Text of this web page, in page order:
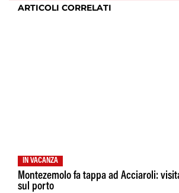
ARTICOLI CORRELATI
IN VACANZA
Montezemolo fa tappa ad Acciaroli:
sul porto